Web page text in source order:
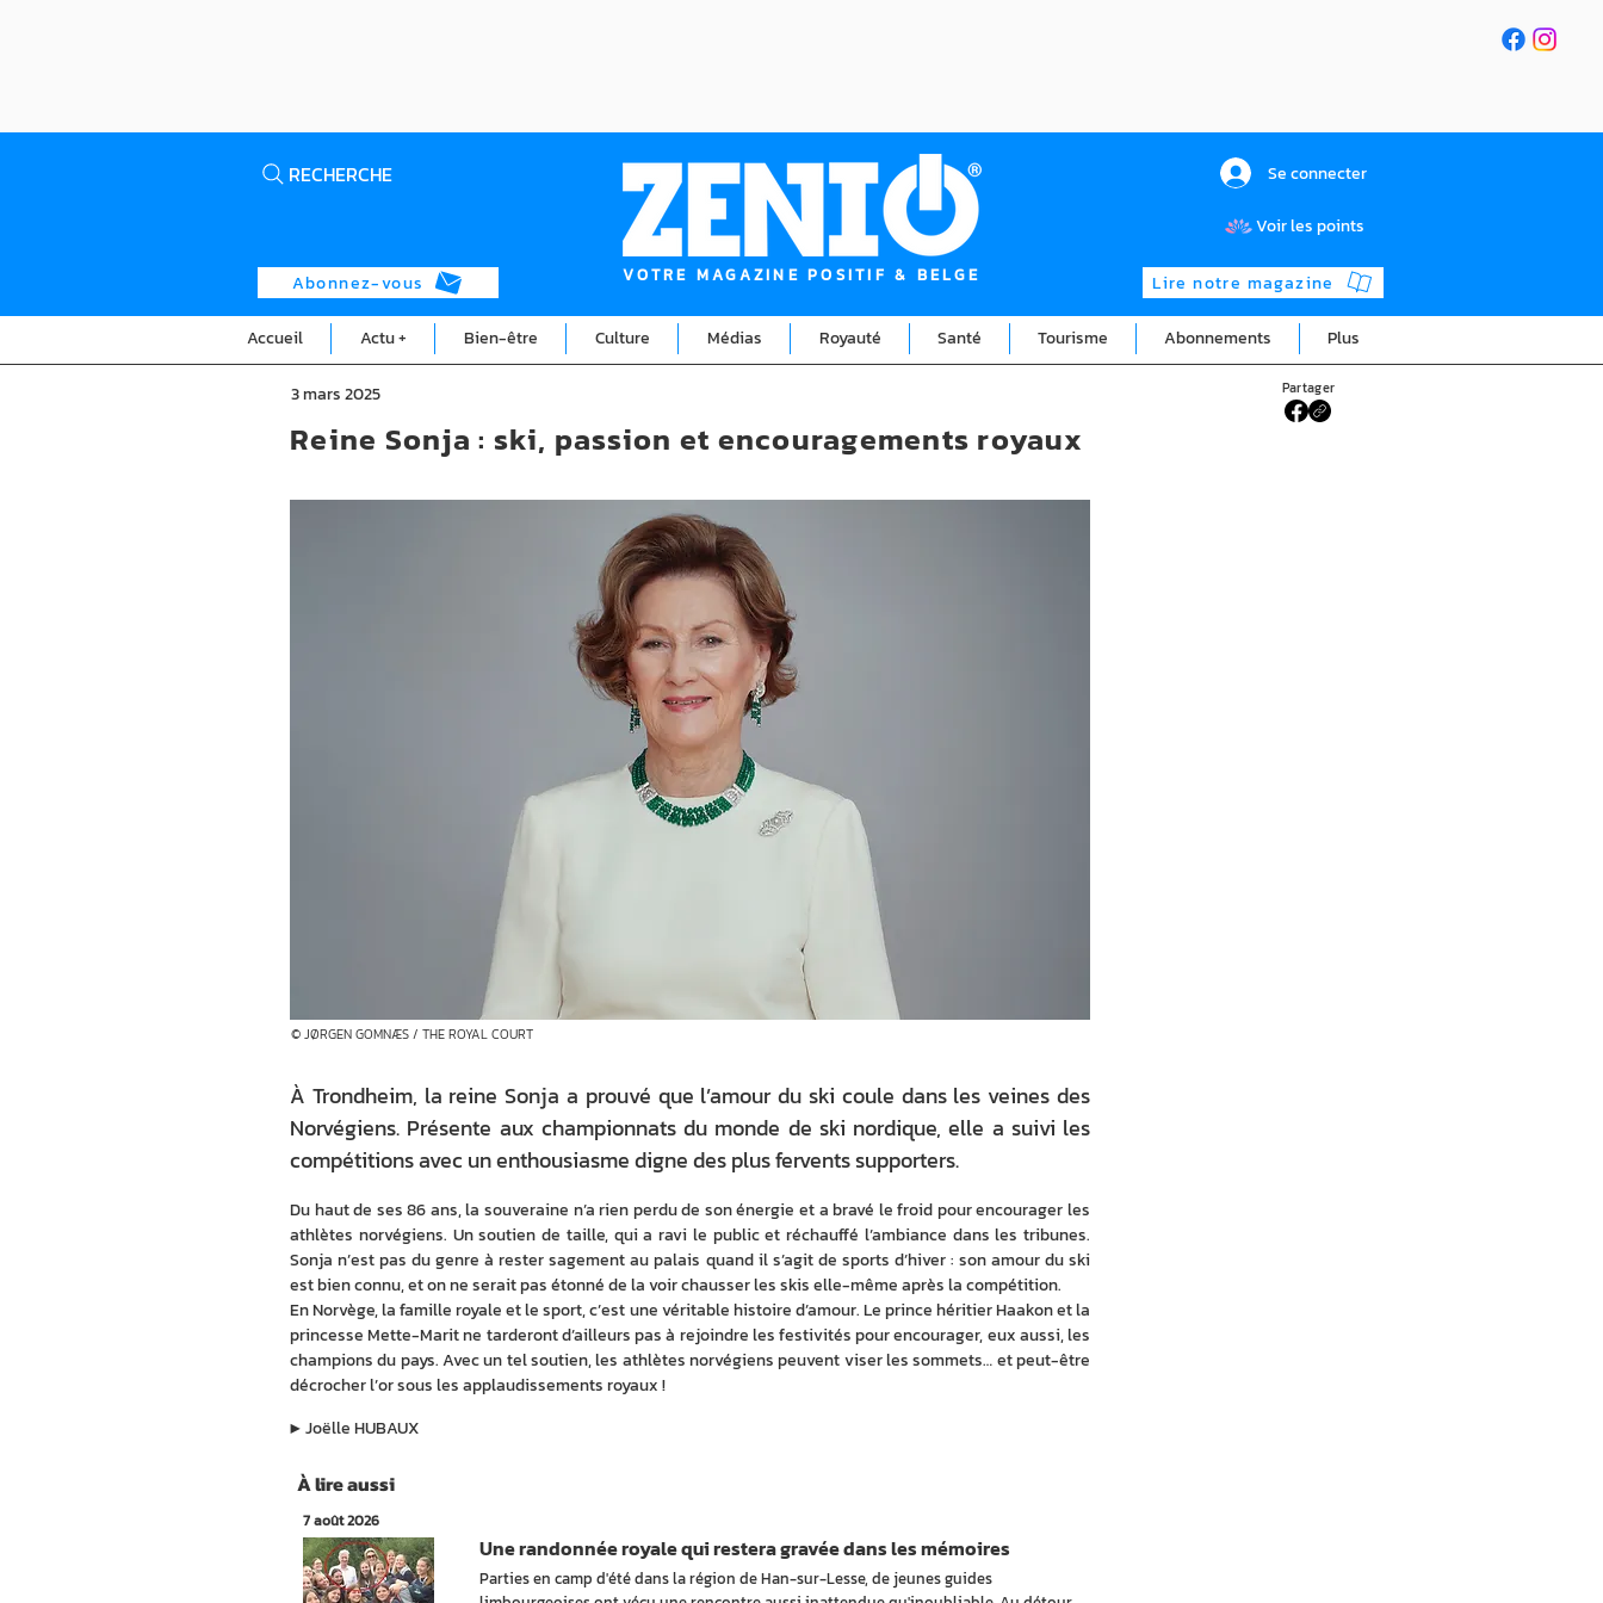
RECHERCHE
Abonnez-vous VOTRE MAGAZINE POSITIF & BELGE
Se connecter
Voir les points
Lire notre magazine
Accueil Actu + Bien-être Culture Médias Royauté Santé Tourisme Abonnements Plus
3 mars 2025 Partager
© JØRGEN GOMNÆS / THE ROYAL COURT
À Trondheim, la reine Sonja a prouvé que l’amour du ski coule dans les veines des
Norvégiens. Présente aux championnats du monde de ski nordique, elle a suivi les
compétitions avec un enthousiasme digne des plus fervents supporters.
Du haut de ses 86 ans, la souveraine n’a rien perdu de son énergie et a bravé le froid pour encourager les
athlètes norvégiens. Un soutien de taille, qui a ravi le public et réchauffé l’ambiance dans les tribunes.
Sonja n’est pas du genre à rester sagement au palais quand il s’agit de sports d’hiver : son amour du ski
est bien connu, et on ne serait pas étonné de la voir chausser les skis elle-même après la compétition.
En Norvège, la famille royale et le sport, c’est une véritable histoire d’amour. Le prince héritier Haakon et la
princesse Mette-Marit ne tarderont d’ailleurs pas à rejoindre les festivités pour encourager, eux aussi, les
champions du pays. Avec un tel soutien, les athlètes norvégiens peuvent viser les sommets… et peut-être
décrocher l’or sous les applaudissements royaux !
Joëlle HUBAUX
▶︎
Reine Sonja : ski, passion et encouragements royaux
À lire aussi
7 août 2026
Parties en camp d'été dans la région de Han-sur-Lesse, de jeunes guides
Une randonnée royale qui restera gravée dans les mémoires